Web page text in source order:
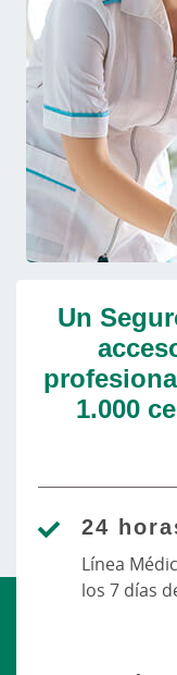
Un
1.000
24
Línea
los 7 días